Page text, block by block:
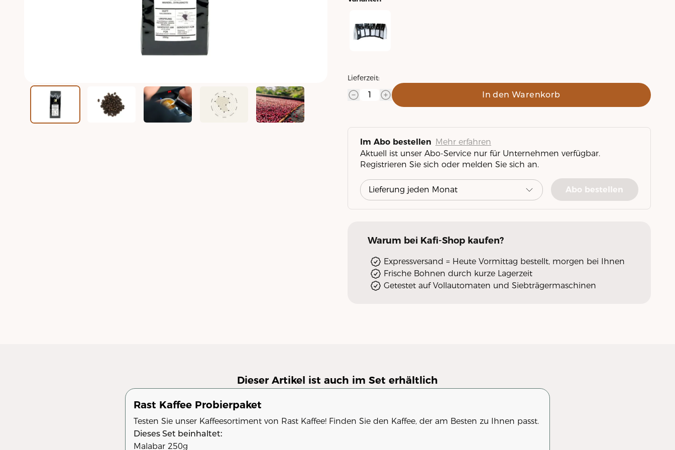
Lieferzeit:
In den Warenkorb
Im Abo bestellen Mehr erfahren
Aktuell ist unser Abo-Service nur für Unternehmen verfügbar.
Registrieren Sie sich oder melden Sie sich an.
Abo bestellen
Warum bei Kafi-Shopkaufen?
Expressversand = Heute Vormittag bestellt, morgen bei Ihnen
Frische Bohnen durch kurze Lagerzeit
Getestet auf Vollautomaten und Siebträgermaschinen
Dieser Artikel ist auch im Set erhältlich
Rast Kaffee Probierpaket
Testen Sie unser Kaffeesortiment von Rast Kaffee! Finden Sie den Kaffee, der am Besten zu Ihnen passt.
Dieses Set beinhaltet:
Malabar 250g